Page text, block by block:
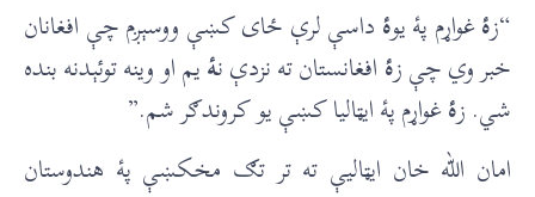
“زۀغواړم پۀ یوۀداسې لرې ځای کښې ووسېږم چې افغانان
خبر وي چې زۀافغانستان ته نزدې نۀیم او وینه توئېدنه بنده
شي. زۀغواړم پۀ ایټالیا کښې یو کروندګر شم.”
امان الله خان ایټالیې ته تر تګ مخکښې پۀ هندوستان